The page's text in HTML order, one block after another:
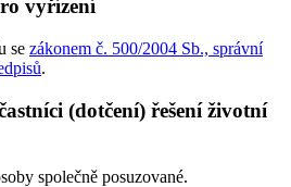
vyřízení
se zákonem č. 500/2004 Sb., správní
.
(dotčení) řešení životní
společně posuzované.